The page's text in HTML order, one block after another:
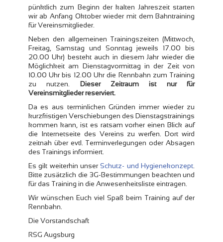
pünktlich zum Beginn der kalten Jahreszeit starten
wir ab Anfang Oktober wieder mit dem Bahntraining
für Vereinsmitglieder.
Neben den allgemeinen Trainingszeiten (Mittwoch,
Freitag, Samstag und Sonntag jeweils 17.00 bis
20.00 Uhr) besteht auch in diesem Jahr wieder die
Möglichkeit am Dienstagvormittag in der Zeit von
10.00 Uhr bis 12.00 Uhr die Rennbahn zum Training
zu nutzen. Dieser Zeitraum ist nur für
Vereinsmitglieder reserviert.
Da es aus terminlichen Gründen immer wieder zu
kurzfristigen Verschiebungen des Dienstagstrainings
kommen kann, ist es ratsam vorher einen Blick auf
die Internetseite des Vereins zu werfen. Dort wird
zeitnah über evtl. Terminverlegungen oder Absagen
des Trainings informiert.
Es gilt weiterhin unserSchutz- und Hygienekonzept
Bitte zusätzlich die 3G-Bestimmungen beachten und
für das Training in die Anwesenheitsliste eintragen.
Wir wünschen Euch viel Spaß beim Training auf der
Rennbahn.
Die Vorstandschaft
RSG Augsburg